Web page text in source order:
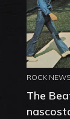
ROCK NEWS
The